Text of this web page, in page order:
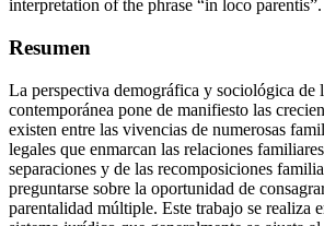
interpretation of the phrase “in loco parentis”.
Resumen
La perspectiva demográfica y sociológica de
contemporánea pone de manifiesto las
existen entre las vivencias de numerosas
legales que enmarcan las relaciones
separaciones y de las recomposiciones
preguntarse sobre la oportunidad de
parentalidad múltiple. Este trabajo se realiza